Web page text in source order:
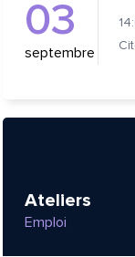
03
septembre
Ateliers
Emploi